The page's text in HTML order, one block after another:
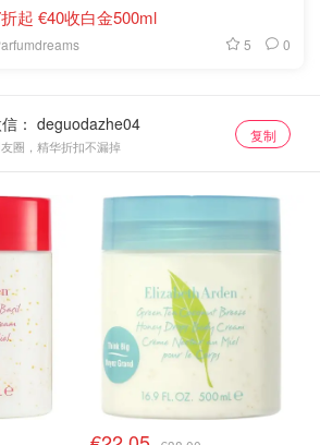
起 €40收白金500ml
5 0
：
圈，精华折扣不漏掉
复制